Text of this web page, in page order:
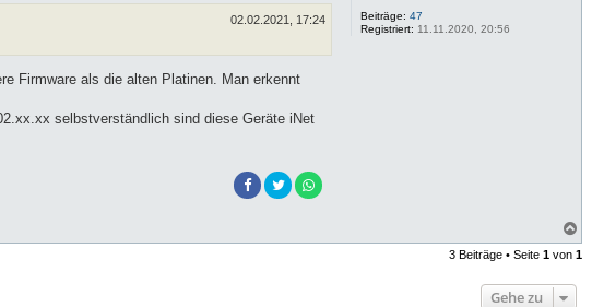
Beiträge: 47
Registriert: 11.11.2020, 20:56
02.02.2021, 17:24
Firmware als die alten Platinen. Man erkennt
selbstverständlich sind diese Geräte iNet
a
c
3 Beiträge • Seite 1 von 1
Gehe zu